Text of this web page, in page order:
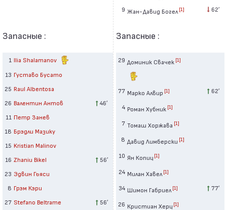
Запасные :
1 Ilia Shalamanov
13 Густаво Бусато
25 Raul Albentosa
26 Валентин Антов
46′
11 Петр Занев
18 Брэдли Мазику
15 Kristian Malinov
16 Zhaniu Bikel
56′
23 Эдвин Гьяси
8 Грэм Кэри
27 Stefano Beltrame
56′
9 Жан-Давид Богел [1] 62′
Запасные :
29 Доминик Свачек [1]
77 Марко Алвир [1] 62′
4 Роман Хубник [1]
7 Томаш Хоржава [1]
8 Давид Лимберски [1]
10 Ян Копиц [1]
24 Милан Хавел [1]
34 Шимон Габриел [1] 77′
26 Кристиан Херц [1]